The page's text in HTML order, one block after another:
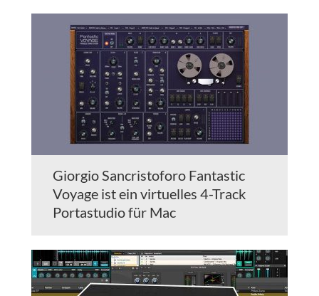
Giorgio Sancristoforo Fantastic
Voyage ist ein virtuelles 4-Track
Portastudio für Mac